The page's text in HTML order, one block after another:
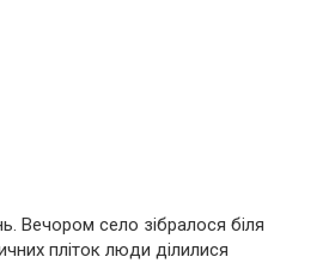
Вечором село зібралося біля
пліток люди ділилися